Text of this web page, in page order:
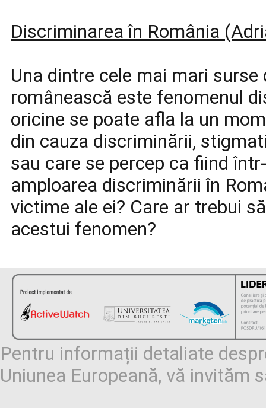
Discriminarea în România
Una dintre cele mai mari
românească este fenomenul
oricine se poate afla la un
din cauza discriminării,
sau care se percep ca fiind
amploarea discriminării în
victime ale ei? Care ar trebui
acestui fenomen?
Pentru informații detaliate
Uniunea Europeană, vă invităm